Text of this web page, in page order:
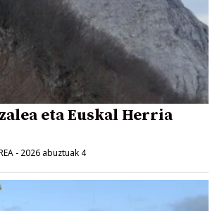
eta Euskal Herria
- 2026 abuztuak 4